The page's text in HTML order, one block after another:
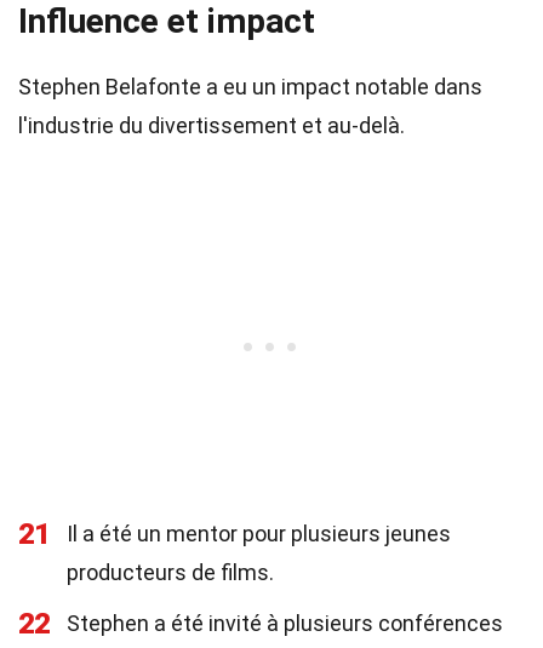
Influence et impact
Stephen Belafonte a eu un impact notable dans
l'industrie du divertissement et au-delà.
21
Il a été un mentor pour plusieurs jeunes
producteurs de films.
22
Stephen a été invité à plusieurs conférences